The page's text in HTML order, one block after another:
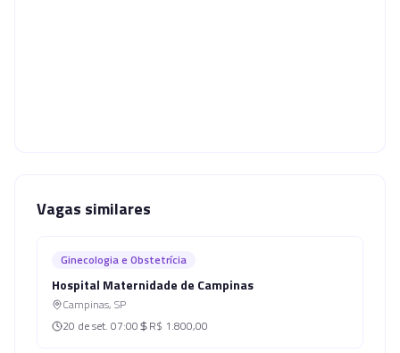
Vagas similares
Ginecologia e Obstetrícia
Hospital Maternidade de Campinas
Campinas, SP
20 de set. 07:00 R$ 1.800,00